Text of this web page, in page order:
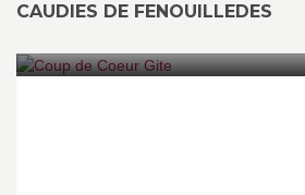
CAUDIES DE FENOUILLEDES